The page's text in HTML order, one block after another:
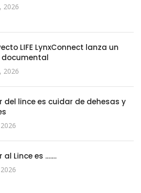
2026
LIFE LynxConnect lanza un
documental
2026
del lince es cuidar de dehesas y
al Lince es …….